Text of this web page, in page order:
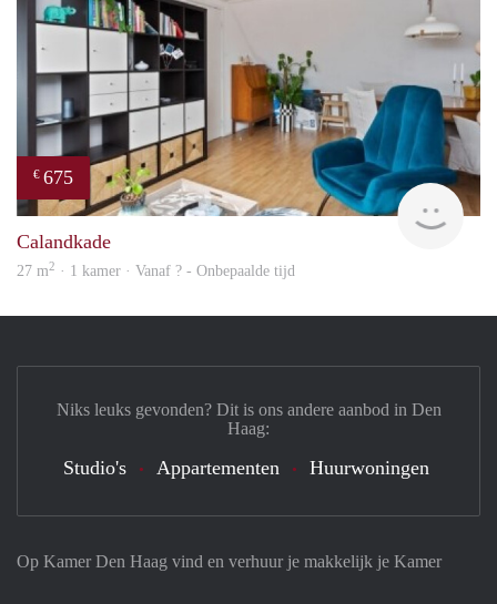
€ 675
Calandkade
27 m2 · 1 kamer · Vanaf ? - Onbepaalde tijd
Op Kamer Den Haag vind en verhuur je makkelijk je Kamer
Niks leuks gevonden? Dit is ons andere aanbod in Den
Haag:
Studio's Appartementen Huurwoningen